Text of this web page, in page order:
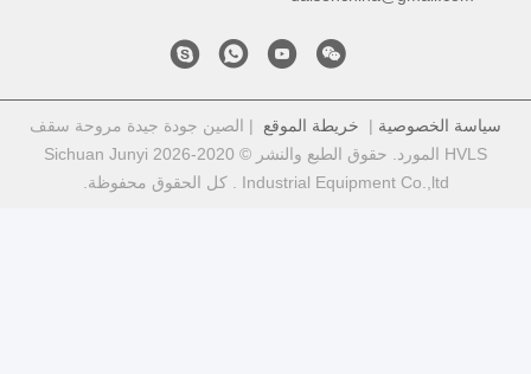
جيدة مروحة سقف
HVLS المورد. حقوق الطبع والنشر © 2020-2026 Sichuan Junyi